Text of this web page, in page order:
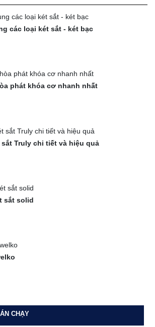
các loại két sắt - két bạc
phát khóa cơ nhanh nhất
Truly chi tiết và hiệu quả
sắt solid
CHẠY